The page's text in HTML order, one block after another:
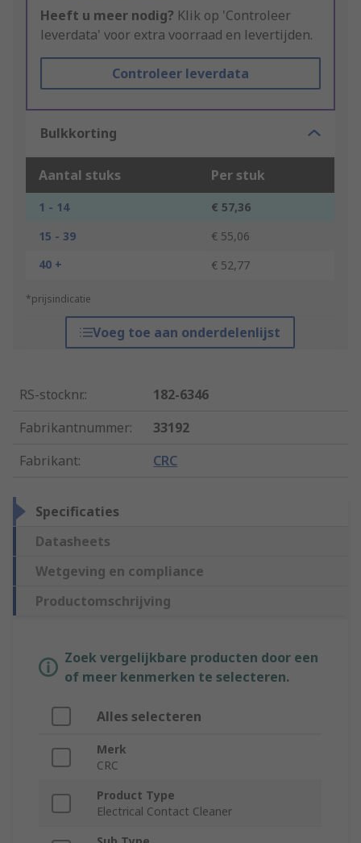
Heeft u meer nodig? Klik op 'Controleer
leverdata' voor extra voorraad en levertijden.
Controleer leverdata
Bulkkorting
Aantal stuks Per stuk
1 - 14
€ 57,36
15 - 39
€ 55,06
40 +
€ 52,77
*prijsindicatie
Voeg toe aan onderdelenlijst
RS-stocknr.:
182-6346
Fabrikantnummer:
33192
Fabrikant: CRC
Specificaties
Datasheets
Wetgeving en compliance
Productomschrijving
Zoek vergelijkbare producten door een
of meer kenmerken te selecteren.
Alles selecteren
Merk
CRC
Product Type
Electrical Contact Cleaner